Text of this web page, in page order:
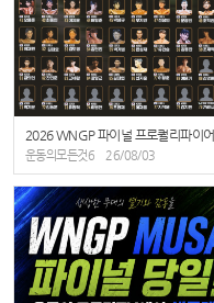
운동의모든것6 26/08/03